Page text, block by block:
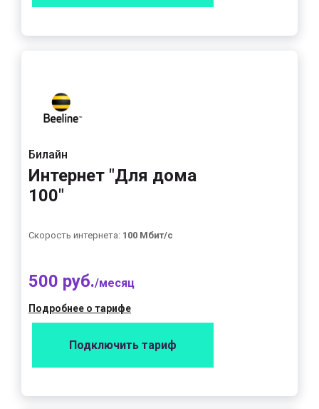
Билайн
Интернет "Для дома
100"
Скорость интернета: 100 Мбит/с
500 руб./месяц
Подробнее о тарифе
Подключить тариф